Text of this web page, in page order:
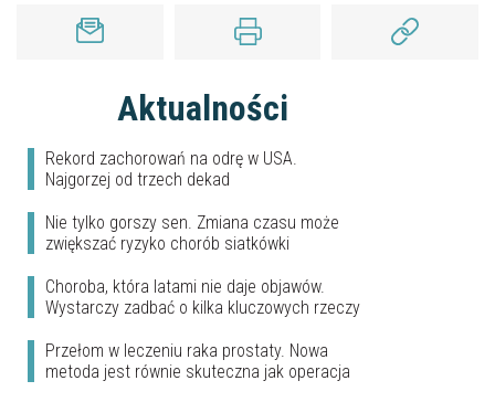
Aktualności
Rekord zachorowań na odrę w USA.
Najgorzej od trzech dekad
Nie tylko gorszy sen. Zmiana czasu może
zwiększać ryzyko chorób siatkówki
Choroba, która latami nie daje objawów.
Wystarczy zadbać o kilka kluczowych rzeczy
Przełom w leczeniu raka prostaty. Nowa
metoda jest równie skuteczna jak operacja